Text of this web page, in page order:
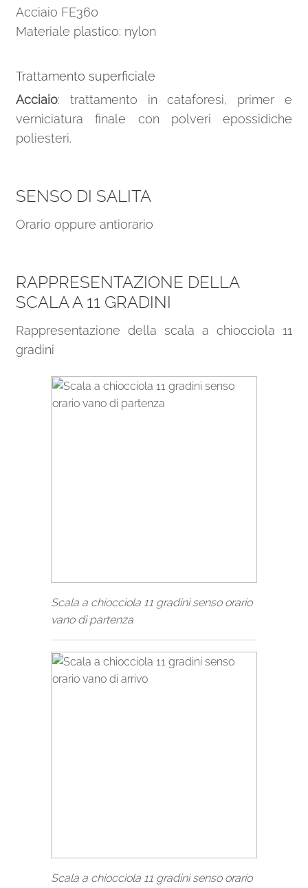
Acciaio FE360
Materiale plastico: nylon
Trattamento superficiale
Acciaio: trattamento in cataforesi, primer e
verniciatura finale con polveri epossidiche
poliesteri.
SENSO DI SALITA
Orario oppure antiorario
RAPPRESENTAZIONE DELLA
SCALA A 11 GRADINI
Rappresentazione della scala a chiocciola 11
gradini
Scala a chiocciola 11 gradini senso orario
vano di partenza
Scala a chiocciola 11 gradini senso orario